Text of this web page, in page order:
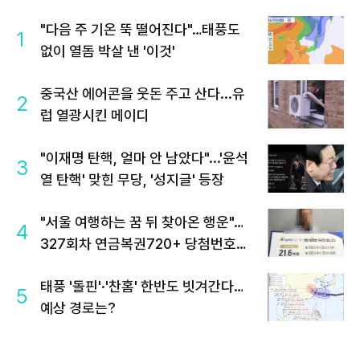
1
"다음 주 기온 뚝 떨어진다"…태풍도
없이 열돔 박살 낸 '이것'
2
중국산 에어콘을 웃돈 주고 산다...유
럽 열광시킨 메이디
3
"이재명 탄핵, 얼마 안 남았다"...'윤석
열 탄핵' 맞힌 무당, '성지글' 등장
4
"서울 여행하는 꿈 뒤 찾아온 행운"…
327회차 연금복권720+ 당첨번호조
5
태풍 '돌핀'·'찬홈' 한반도 빗겨간다…
예상 경로는?